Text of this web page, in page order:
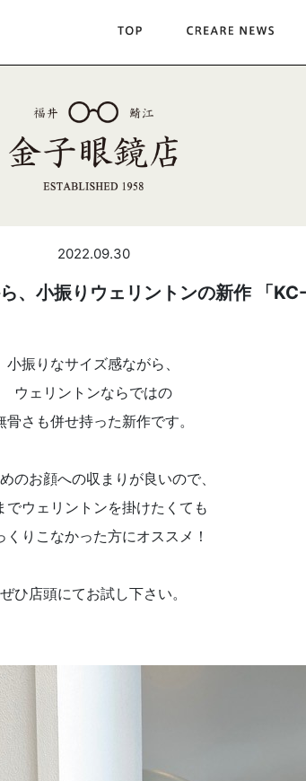
2022.09.30
、小振りウェリントンの新作 「
小振りなサイズ感ながら、
ウェリントンならではの
骨さも併せ持った新作です。
のお顔への収まりが良いので、
でウェリントンを掛けたくても
くりこなかった方にオススメ！
ぜひ店頭にてお試し下さい。